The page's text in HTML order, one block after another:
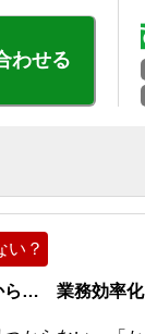
わせる
い？
… 業務効率化